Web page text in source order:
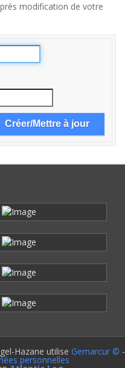
modification de votre
Hazane utilise Gemarcur © -
personnelles